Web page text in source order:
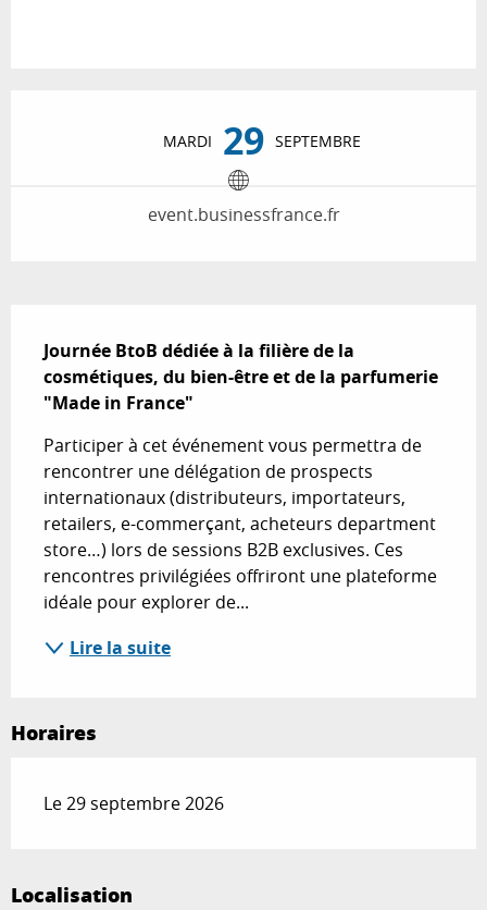
MARDI 29 SEPTEMBRE
event.businessfrance.fr
Journée BtoB dédiée à la filière de la
cosmétiques, du bien-être et de la parfumerie
"Made in France"
Participer à cet événement vous permettra de
rencontrer une délégation de prospects
internationaux (distributeurs, importateurs,
retailers, e-commerçant, acheteurs department
store…) lors de sessions B2B exclusives. Ces
rencontres privilégiées offriront une plateforme
idéale pour explorer de...
Lire la suite
Horaires
Le 29 septembre 2026
Localisation